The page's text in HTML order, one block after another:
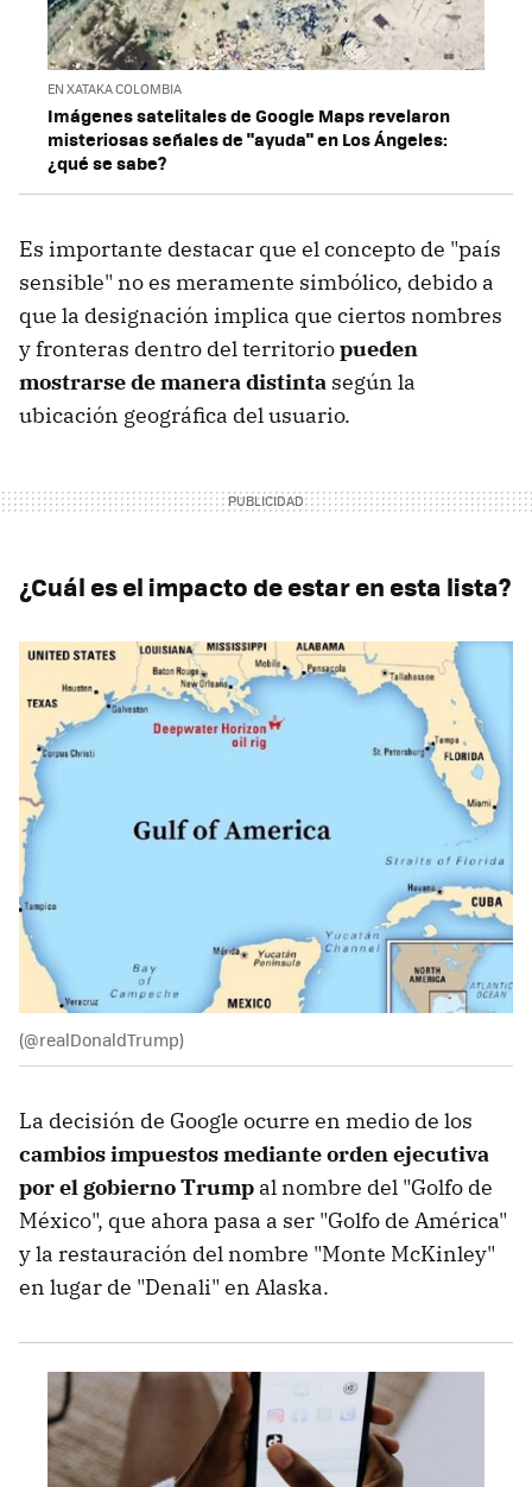
EN XATAKA COLOMBIA
Imágenes satelitales de Google Maps revelaron
misteriosas señales de "ayuda" en Los Ángeles:
¿qué se sabe?
Es importante destacar que el concepto de "país
sensible" no es meramente simbólico, debido a
que la designación implica que ciertos nombres
y fronteras dentro del territoriopueden
mostrarse de manera distinta según la
ubicación geográfica del usuario.
¿Cuál es el impacto de estar en esta lista?
(@realDonaldTrump)
La decisión de Google ocurre en medio de los
cambios impuestos mediante orden ejecutiva
por el gobierno Trump al nombre del "Golfo de
México", que ahora pasa a ser "Golfo de América"
y la restauración del nombre "Monte McKinley"
en lugar de "Denali" en Alaska.